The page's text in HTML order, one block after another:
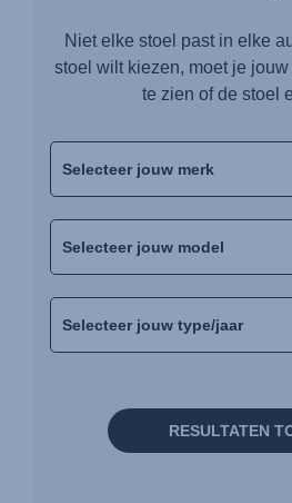
Niet elke stoel past in elke
stoel wilt kiezen, moet je
te zien of de stoel
RESULTATEN